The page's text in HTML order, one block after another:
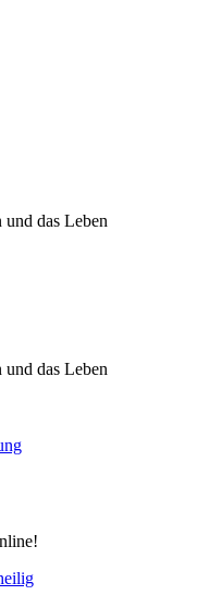
das Leben
das Leben